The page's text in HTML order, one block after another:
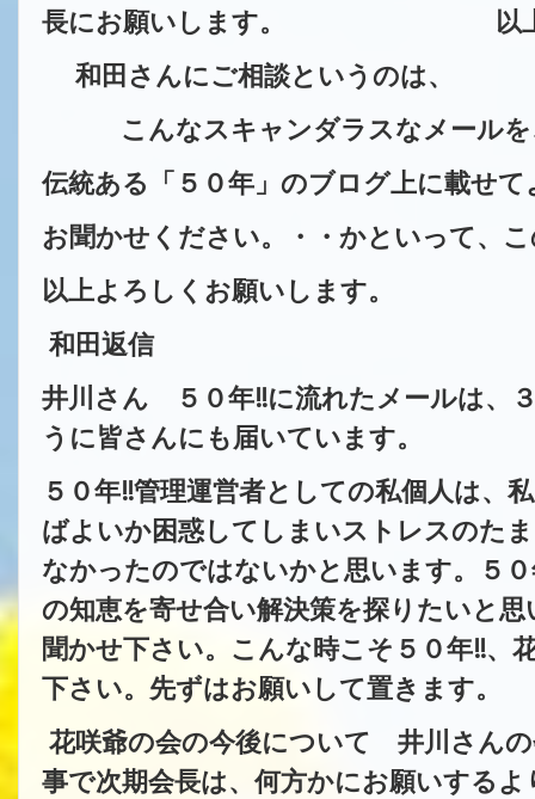
長にお願いします。 以上
和田さんにご相談というのは、
こんなスキャンダラスなメールを
伝統ある「５０年」のブログ上に載せ
お聞かせください。・・かといって、
以上よろしくお願いします。
和田返信
井川さん ５０年‼に流れたメールは、
うに皆さんにも届いています。
５０年‼管理運営者としての私個人は、
ばよいか困惑してしまいストレスのた
なかったのではないかと思います。５
の知恵を寄せ合い解決策を探りたいと
聞かせ下さい。こんな時こそ５０年‼、
下さい。先ずはお願いして置きます。
花咲爺の会の今後について 井川さん
事で次期会長は、何方かにお願いする